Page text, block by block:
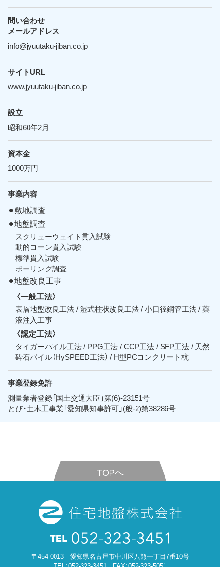
問い合わせ
メールアドレス
info@jyuutaku-jiban.co.jp
サイトURL
www.jyuutaku-jiban.co.jp
設立
昭和60年2月
資本金
1000万円
事業内容
⚫︎敷地調査
⚫︎地盤調査
スクリューウェイト貫入試験
動的コーン貫入試験
標準貫入試験
ボーリング調査
⚫︎地盤改良工事
〈一般工法〉
表層地盤改良工法 / 湿式柱状改良工法 / 小口径鋼管工法 / 薬
液注入工事
〈認定工法〉
タイガーパイル工法 / PPG工法 / CCP工法 / SFP工法 / 天然
砕石パイル（HySPEED工法） / H型PCコンクリート杭
事業登録免許
測量業者登録「国土交通大臣」第(6)-23151号
とび・土木工事業「愛知県知事許可」(般-2)第38286号
TOPへ
〒454-0013 愛知県名古屋市中川区八熊一丁目7番10号